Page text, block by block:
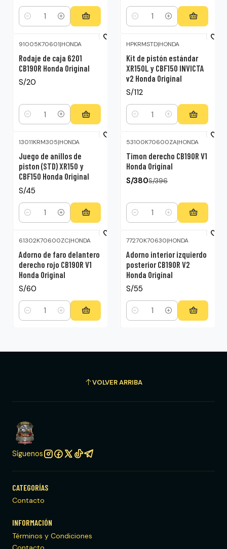
Cantidad Cantidad
91005K70601|HONDA
Rodaje de caja 6201
CB190R Honda Original
S/20
Cantidad
HPKRMSTD|HONDA
Kit de pistón estándar
XR150L y CBF150 INVICTA
v2 Honda Original
S/112
Cantidad
13011KRM305|HONDA
Juego de anillos de
piston (STD) XR150 y
CBF150 Honda Original
S/45
Cantidad
53100K70600ZA|HONDA
Timon derecho CB190R V1
Honda Original
S/380S/396
Cantidad
61302K70600ZC|HONDA
Adorno de faro delantero
derecho rojo CB190R V1
Honda Original
S/60
Cantidad
77270K70630|HONDA
Adorno interior izquierdo
posterior CB190R V2
Honda Original
S/55
Cantidad
VOLVER ARRIBA
Síguenos
CATEGORÍAS
Contacto
INFORMACIÓN
Términos y Condiciones